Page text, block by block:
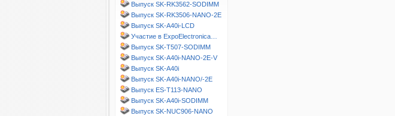
Выпуск SK-RK3562-SODIMM
Выпуск SK-RK3506-NANO-2E
Выпуск SK-A40i-LCD
Участие в ExpoElectronica…
Выпуск SK-T507-SODIMM
Выпуск SK-A40i-NANO-2E-V
Выпуск SK-A40i
Выпуск SK-A40i-NANO/-2E
Выпуск ES-T113-NANO
Выпуск SK-A40i-SODIMM
Выпуск SK-NUC906-NANO